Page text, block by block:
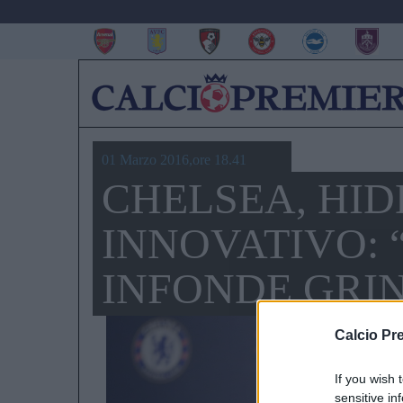
Calcio
If you wish
sensitive
01 Marzo 2016,ore 18.41
CHELSEA,
INNOVATIVO:
INFONDE